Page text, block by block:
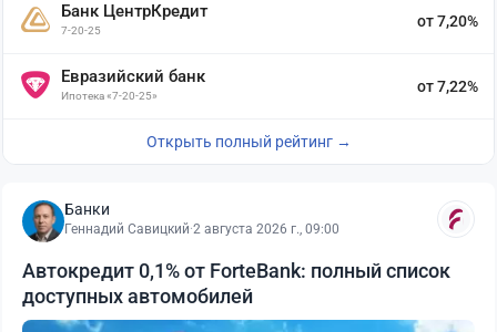
Банк ЦентрКредит
7-20-25
от 7,20%
Евразийский банк
Ипотека «7-20-25»
от 7,22%
Открыть полный рейтинг →
Банки
Геннадий Савицкий·2 августа 2026 г., 09:00
Автокредит 0,1% от ForteBank: полный список
доступных автомобилей